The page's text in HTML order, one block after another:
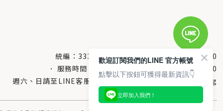
統編：33378005 服務電話： 0800-666-980
服務時間：每週一至週五AM 8：10～PM 5：00
週六、日請至LINE客服留言 LINE@帳號搜尋：@uboxorg
歡迎訂閱我們的LINE 官方帳號
點擊以下按鈕可獲得最新資訊👇
立即加入我們！